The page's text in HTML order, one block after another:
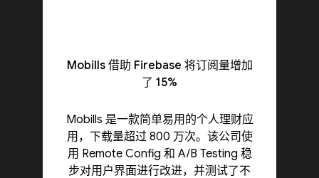
Mobills 借助 Firebase 将订阅量增加
了 15%
Mobills 是一款简单易用的个人理财应
用，下载量超过 800 万次。该公司使
用 Remote Config 和 A/B Testing 稳
步对用户界面进行改进，并测试了不